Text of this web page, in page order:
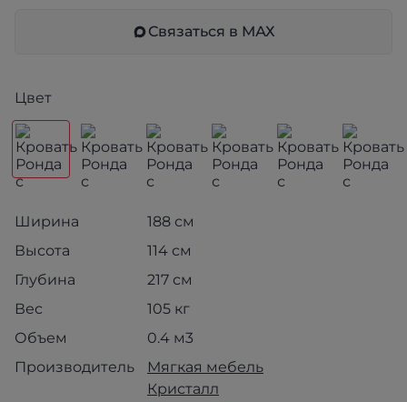
Связаться в МАХ
Цвет
Ширина
188 см
Высота
114 см
Глубина
217 см
Вес
105 кг
Объем
0.4 м3
Производитель
Мягкая мебель
Кристалл